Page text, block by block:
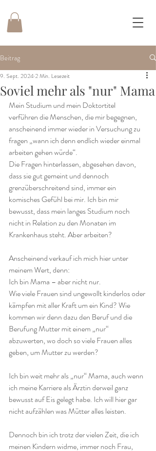
Beitrag
Soviel mehr als "nur" Mama
9. Sept. 20242 Min. Lesezeit
Mein Studium und mein Doktortitel
verführen die Menschen, die mir begegnen,
anscheinend immer wieder in Versuchung zu
fragen „wann ich denn endlich wieder einmal
arbeiten gehen würde“.
Die Fragen hinterlassen, abgesehen davon,
dass sie gut gemeint und dennoch
grenzüberschreitend sind, immer ein
komisches Gefühl bei mir. Ich bin mir
bewusst, dass mein langes Studium noch
nicht in Relation zu den Monaten im
Krankenhaus steht. Aber arbeiten?
Anscheinend verkauf ich mich hier unter
meinem Wert, denn:
Ich bin Mama – aber nicht nur.
Wie viele Frauen sind ungewollt kinderlos oder
kämpfen mit aller Kraft um ein Kind? Wie
kommen wir denn dazu den Beruf und die
Berufung Mutter mit einem „nur“
abzuwerten, wo doch so viele Frauen alles
geben, um Mutter zu werden?
Ich bin weit mehr als „nur“ Mama, auch wenn
ich meine Karriere als Ärztin derweil ganz
bewusst auf Eis gelegt habe. Ich will hier gar
nicht aufzählen was Mütter alles leisten.
Dennoch bin ich trotz der vielen Zeit, die ich
meinen Kindern widme, immer noch Frau,